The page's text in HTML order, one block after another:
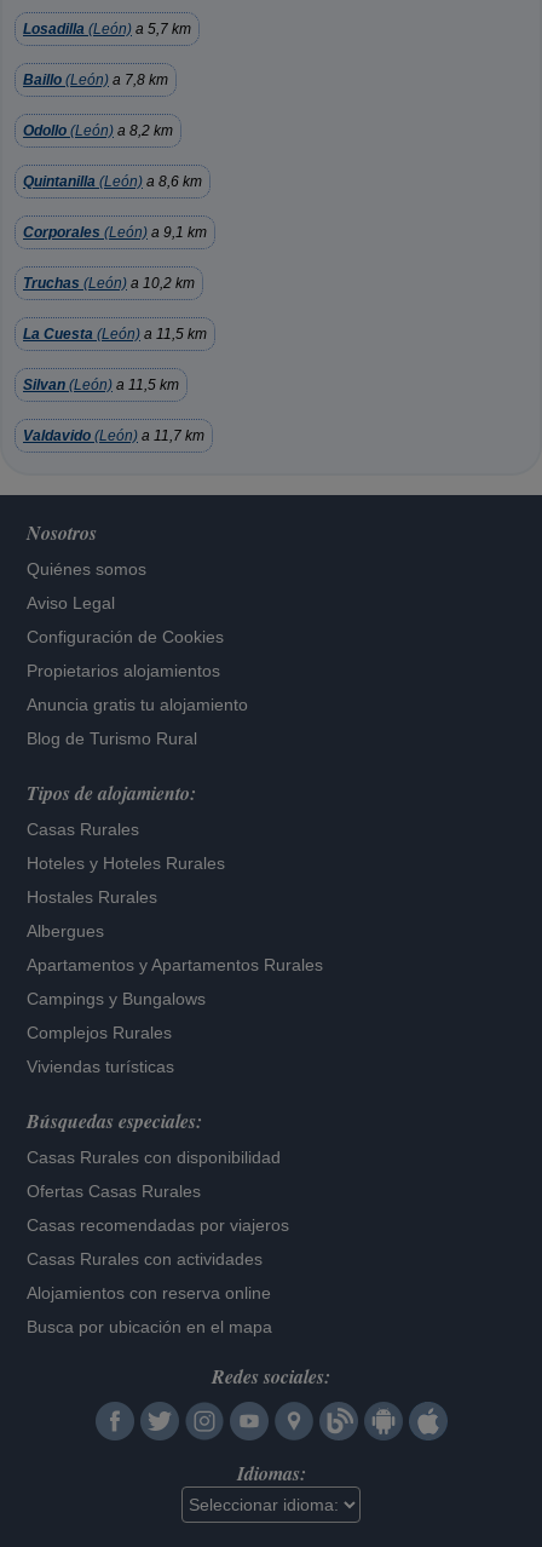
Losadilla (León) a 5,7 km
Baillo (León) a 7,8 km
Odollo (León) a 8,2 km
Quintanilla (León) a 8,6 km
Corporales (León) a 9,1 km
Truchas (León) a 10,2 km
La Cuesta (León) a 11,5 km
Silvan (León) a 11,5 km
Valdavido (León) a 11,7 km
Nosotros
Quiénes somos
Aviso Legal
Configuración de Cookies
Propietarios alojamientos
Anuncia gratis tu alojamiento
Blog de Turismo Rural
Tipos de alojamiento:
Casas Rurales
Hoteles y Hoteles Rurales
Hostales Rurales
Albergues
Apartamentos yApartamentos Rurales
Campings y Bungalows
Complejos Rurales
Viviendas turísticas
Búsquedas especiales:
Casas Rurales con disponibilidad
Ofertas Casas Rurales
Casas recomendadas por viajeros
Casas Rurales con actividades
Alojamientos con reserva online
Busca por ubicación en el mapa
Redes sociales:
Idiomas: